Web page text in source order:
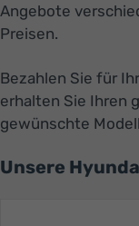
Angebote
Preisen.
Bezahlen Sie für
erhalten Sie Ihren
gewünschte
Unsere